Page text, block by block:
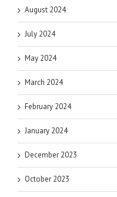
August 2024
July 2024
May 2024
March 2024
February 2024
January 2024
December 2023
October 2023